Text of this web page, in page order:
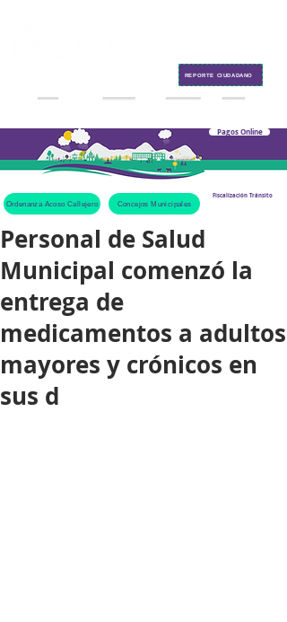
Pagos Online
Ordenanza Acoso Callejero Concejos Municipales
Fiscalización Tránsito
REPORTE CIUDADANO
Personal de Salud
Municipal comenzó la
entrega de
medicamentos a adultos
mayores y crónicos en
sus d